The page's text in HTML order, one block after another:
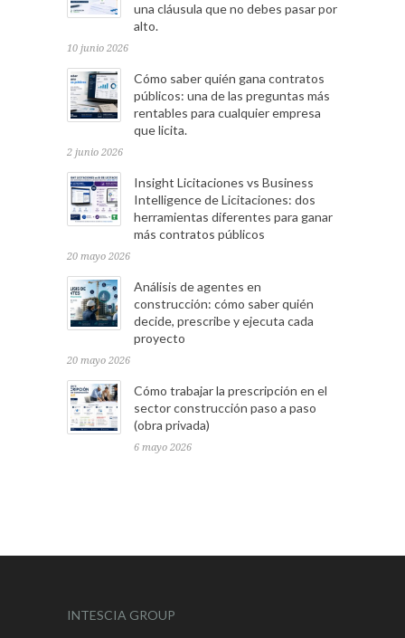
una cláusula que no debes pasar por
alto.
10 junio 2026
Cómo saber quién gana contratos
públicos: una de las preguntas más
rentables para cualquier empresa
que licita.
2 junio 2026
Insight Licitaciones vs Business
Intelligence de Licitaciones: dos
herramientas diferentes para ganar
más contratos públicos
20 mayo 2026
Análisis de agentes en
construcción: cómo saber quién
decide, prescribe y ejecuta cada
proyecto
20 mayo 2026
Cómo trabajar la prescripción en el
sector construcción paso a paso
(obra privada)
6 mayo 2026
INTESCIA GROUP